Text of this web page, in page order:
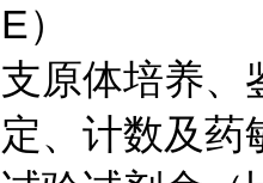
E）
支原体培养、
定、计数及药